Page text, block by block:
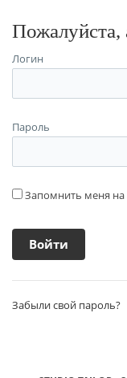
Пожалуйста,
Логин
Пароль
Запомнить меня
Забыли свой пароль?